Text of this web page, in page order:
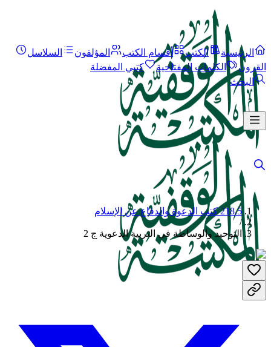
الرئيسية الكتب أقسام الكتب المؤلفون
السلاسل
القرون
الكلمات المفتاحية
كتبي المفضلة
البحث
218.5 كتب الدعوة والدفاع عن الإسلام
/
التوحيد والوساطة في التربية الدعوية ج 2